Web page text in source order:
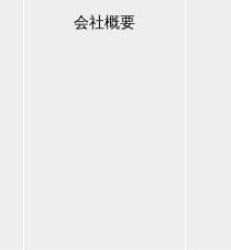
会社概要